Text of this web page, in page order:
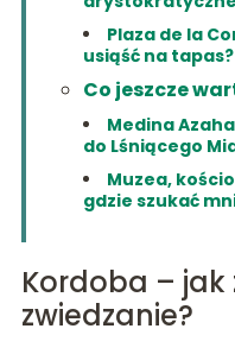
Plaza de la
usiąść na tapas?
Co jeszcze
Medina
do Lśniącego
Muzea,
gdzie szukać
Kordoba –
zwiedzanie?